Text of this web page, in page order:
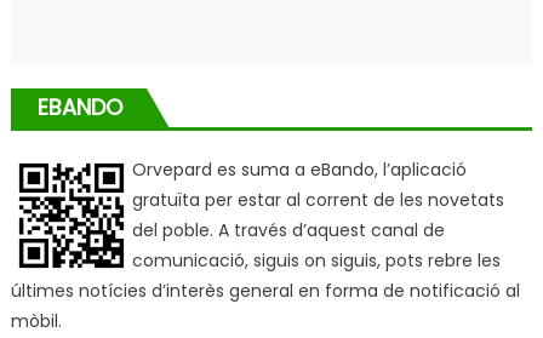
EBANDO
Orvepard es suma a eBando, l’aplicació
gratuïta per estar al corrent de les novetats
del poble. A través d’aquest canal de
comunicació, siguis on siguis, pots rebre les
últimes notícies d’interès general en forma de notificació al
mòbil.